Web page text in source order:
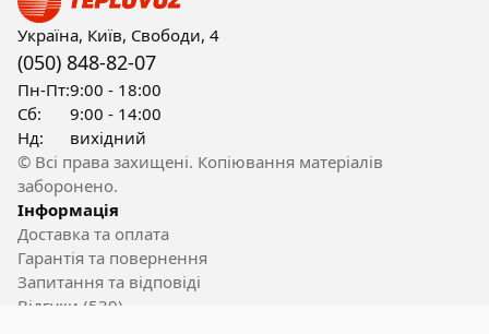
Україна, Київ, Свободи, 4
(050) 848-82-07
Пн-Пт:9:00 - 18:00
Сб:
9:00 - 14:00
Нд:
вихідний
© Всі права захищені. Копіювання матеріалів
заборонено.
Інформація
Доставка та оплата
Гарантія та повернення
Запитання та відповіді
Відгуки (539)